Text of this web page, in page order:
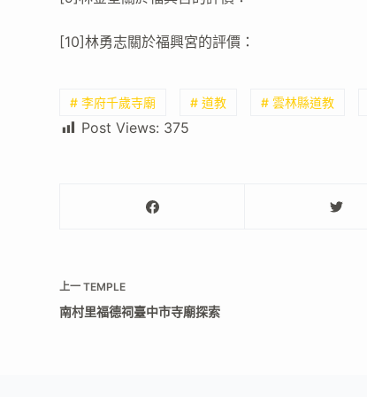
[10]林勇志關於福興宮的評價：
# 李府千歲寺廟 # 道教 # 雲林縣道教
Post Views: 375
上一TEMPLE
南村里福德祠臺中市寺廟探索